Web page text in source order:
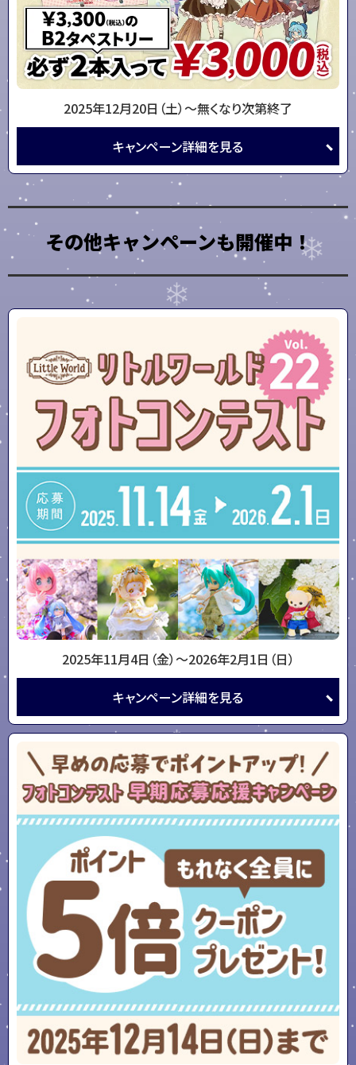
2025年12月20日（土）～無くなり次第終了
キャンペーン詳細を見る
その他キャンペーンも開催中！
2025年11月4日（金）～2026年2月1日（日）
キャンペーン詳細を見る